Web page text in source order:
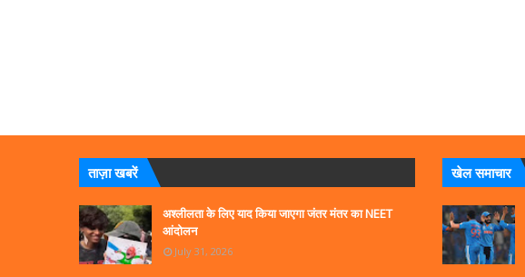
ताज़ा खबरें
अश्लीलता के लिए याद किया जाएगा जंतर मंतर का NEET
आंदोलन
July 31, 2026
खेल समाचार